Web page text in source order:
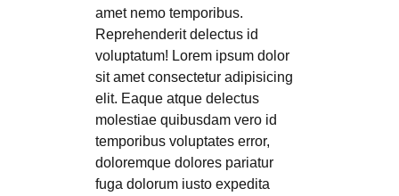
amet nemo temporibus.
Reprehenderit delectus id
voluptatum! Lorem ipsum dolor
sit amet consectetur adipisicing
elit. Eaque atque delectus
molestiae quibusdam vero id
temporibus voluptates error,
doloremque dolores pariatur
fuga dolorum iusto expedita